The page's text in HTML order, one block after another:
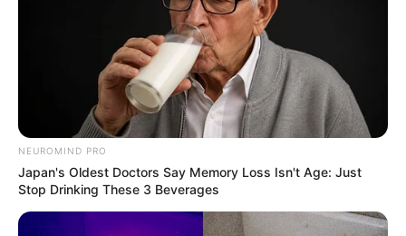
NEUROMIND PRO
Japan's Oldest Doctors Say Memory Loss Isn't Age: Just
Stop Drinking These 3 Beverages